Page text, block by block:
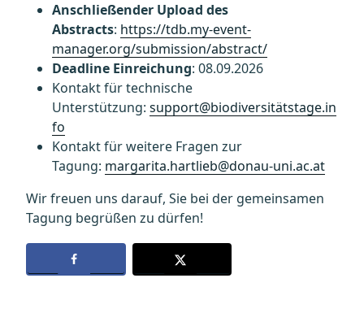
Anschließender Upload des
Abstracts: https://tdb.my-event-
manager.org/submission/abstract/
Deadline Einreichung: 08.09.2026
Kontakt für technische
Unterstützung: support@biodiversitätstage.in
fo
Kontakt für weitere Fragen zur
Tagung: margarita.hartlieb@donau-uni.ac.at
Wir freuen uns darauf, Sie bei der gemeinsamen
Tagung begrüßen zu dürfen!